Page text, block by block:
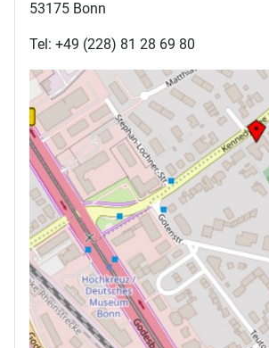
53175 Bonn
Tel: +49 (228) 81 28 69 80